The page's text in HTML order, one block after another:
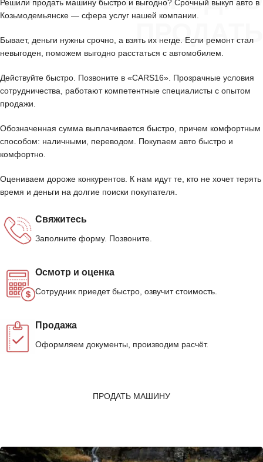
ПРОДАТЬ
Решили продать машину быстро и выгодно? Срочный выкуп авто в
Козьмодемьянске — сфера услуг нашей компании.
Бывает, деньги нужны срочно, а взять их негде. Если ремонт стал
невыгоден, поможем выгодно расстаться с автомобилем.
Действуйте быстро. Позвоните в «CARS16». Прозрачные условия
сотрудничества, работают компетентные специалисты с опытом
продажи.
Обозначенная сумма выплачивается быстро, причем комфортным
способом: наличными, переводом. Покупаем авто быстро и
комфортно.
Оцениваем дороже конкурентов. К нам идут те, кто не хочет терять
время и деньги на долгие поиски покупателя.
Свяжитесь
Заполните форму. Позвоните.
Осмотр и оценка
Сотрудник приедет быстро, озвучит стоимость.
Продажа
Оформляем документы, производим расчёт.
ПРОДАТЬ МАШИНУ